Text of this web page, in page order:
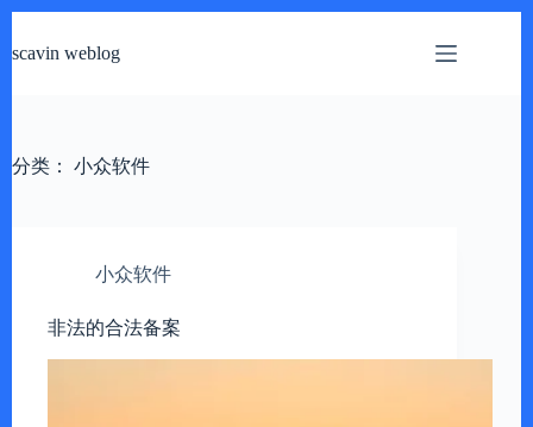
过
scavin weblog
分类： 小众软件
小众软件
非法的合法备案